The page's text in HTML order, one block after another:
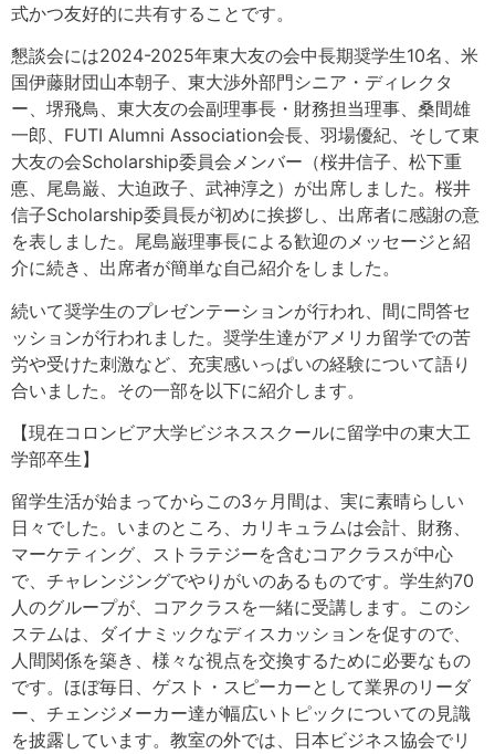
式かつ友好的に共有することです。
懇談会には2024-2025年東大友の会中長期奨学生10名、米
国伊藤財団山本朝子、東大渉外部門シニア・ディレクタ
ー、堺飛鳥、東大友の会副理事長・財務担当理事、桑間雄
一郎、FUTI Alumni Association会長、羽場優紀、そして東
大友の会Scholarship委員会メンバー（桜井信子、松下重
悳、尾島巌、大迫政子、武神淳之）が出席しました。桜井
信子Scholarship委員長が初めに挨拶し、出席者に感謝の意
を表しました。尾島巌理事長による歓迎のメッセージと紹
介に続き、出席者が簡単な自己紹介をしました。
続いて奨学生のプレゼンテーションが行われ、間に問答セ
ッションが行われました。奨学生達がアメリカ留学での苦
労や受けた刺激など、充実感いっぱいの経験について語り
合いました。その一部を以下に紹介します。
【現在コロンビア大学ビジネススクールに留学中の東大工
学部卒生】
留学生活が始まってからこの3ヶ月間は、実に素晴らしい
日々でした。いまのところ、カリキュラムは会計、財務、
マーケティング、ストラテジーを含むコアクラスが中心
で、チャレンジングでやりがいのあるものです。学生約70
人のグループが、コアクラスを一緒に受講します。このシ
ステムは、ダイナミックなディスカッションを促すので、
人間関係を築き、様々な視点を交換するために必要なもの
です。ほぼ毎日、ゲスト・スピーカーとして業界のリーダ
ー、チェンジメーカー達が幅広いトピックについての見識
を披露しています。教室の外では、日本ビジネス協会でリ